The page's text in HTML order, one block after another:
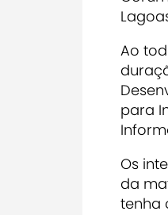
Ao
para
Os
da
tenha